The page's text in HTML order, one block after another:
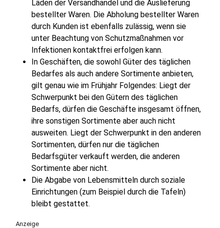
Läden der Versandhandel und die Auslieferung
bestellter Waren. Die Abholung bestellter Waren
durch Kunden ist ebenfalls zulässig, wenn sie
unter Beachtung von Schutzmaßnahmen vor
Infektionen kontaktfrei erfolgen kann.
In Geschäften, die sowohl Güter des täglichen
Bedarfes als auch andere Sortimente anbieten,
gilt genau wie im Frühjahr Folgendes: Liegt der
Schwerpunkt bei den Gütern des täglichen
Bedarfs, dürfen die Geschäfte insgesamt öffnen,
ihre sonstigen Sortimente aber auch nicht
ausweiten. Liegt der Schwerpunkt in den anderen
Sortimenten, dürfen nur die täglichen
Bedarfsgüter verkauft werden, die anderen
Sortimente aber nicht.
Die Abgabe von Lebensmitteln durch soziale
Einrichtungen (zum Beispiel durch die Tafeln)
bleibt gestattet.
Anzeige